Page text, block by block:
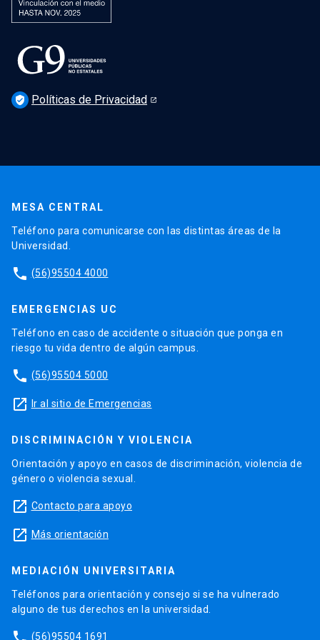
verified_user Políticas de Privacidad
MESA CENTRAL
Teléfono para comunicarse con las distintas áreas de la
Universidad.
phone (56)95504 4000
EMERGENCIAS UC
Teléfono en caso de accidente o situación que ponga en
riesgo tu vida dentro de algún campus.
phone (56)95504 5000
launch Ir al sitio de Emergencias
DISCRIMINACIÓN Y VIOLENCIA
Orientación y apoyo en casos de discriminación, violencia de
género o violencia sexual.
launch Contacto para apoyo
launch Más orientación
MEDIACIÓN UNIVERSITARIA
Teléfonos para orientación y consejo si se ha vulnerado
alguno de tus derechos en la universidad.
(56)95504 1691